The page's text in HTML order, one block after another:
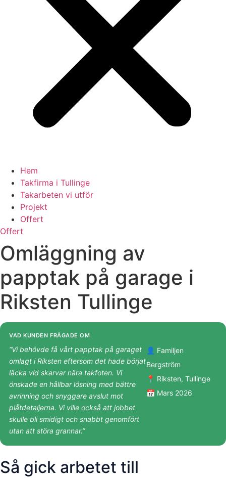
Hem
Takfirma i Tullinge
Takarbeten vi utför
Projekt
Offert
Offert
Omläggning av
papptak på garage i
Riksten Tullinge
VAD KUNDEN FRÅGADE OM
“Vi behövde få vårt papptak på garaget
omlagt i Riksten eftersom det hade börjat
läcka vid skarvar nära takfoten. Vi
önskade en hållbar lösning med bättre
avrinning och snyggare avslut mot
plåtdetaljerna. Vi ville också att jobbet
skulle bli smidigt och snabbt genomfört
utan att störa grannar.”
👤 Familjen
Bergström
📍 Riksten, Tullinge
📅 Mars 2026
Så gick arbetet till